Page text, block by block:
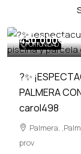
OPORTUNIDAD
450,000€
?✨
PALMERA
carol498
Palmera,
prov